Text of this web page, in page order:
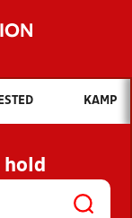
du søge efter?
NYHEDER
OG
KAMP
hold